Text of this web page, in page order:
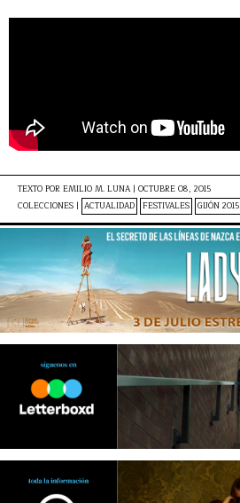
TEXTO POR EMILIO M. LUNA | OCTUBRE 08, 2015
COLECCIONES | ACTUALIDAD FESTIVALES GIJÓN 2015